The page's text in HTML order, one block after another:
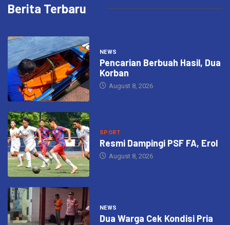
Berita Terbaru
NEWS
Pencarian Berbuah Hasil, Dua
Korban
August 8, 2026
SPORT
Resmi Dampingi PSF FA, Erol
August 8, 2026
NEWS
Dua Warga Cek Kondisi Pria